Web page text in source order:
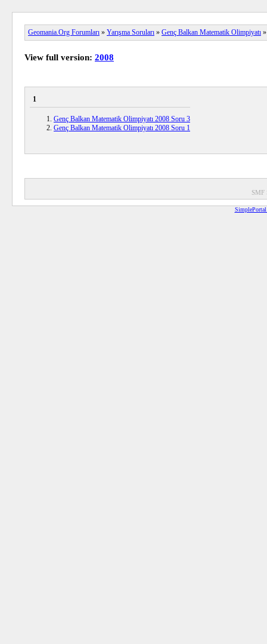
Geomania.Org Forumları » Yarışma Soruları » Genç Balkan Matematik Olimpiyatı
View full version: 2008
1
Genç Balkan Matematik Olimpiyatı 2008 Soru 3
Genç Balkan Matematik Olimpiyatı 2008 Soru 1
SMF